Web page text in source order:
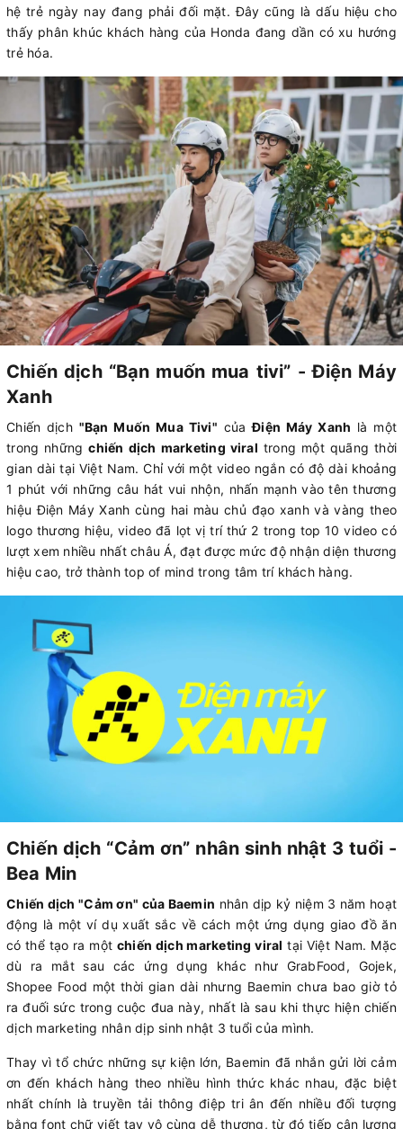
hệ trẻ ngày nay đang phải đối mặt. Đây cũng là dấu hiệu cho
thấy phân khúc khách hàng của Honda đang dần có xu hướng
trẻ hóa.
Chiến dịch “Bạn muốn mua tivi” - Điện Máy
Xanh
Chiến dịch "Bạn Muốn Mua Tivi" củaĐiện Máy Xanh là một
trong nhữngchiến dịch marketing viral trong một quãng thời
gian dài tại Việt Nam. Chỉ với một video ngắn có độ dài khoảng
1 phút với những câu hát vui nhộn, nhấn mạnh vào tên thương
hiệu Điện Máy Xanh cùng hai màu chủ đạo xanh và vàng theo
logo thương hiệu, video đã lọt vị trí thứ 2 trong top 10 video có
lượt xem nhiều nhất châu Á, đạt được mức độ nhận diện thương
hiệu cao, trở thành top of mind trong tâm trí khách hàng.
Chiến dịch “Cảm ơn” nhân sinh nhật 3 tuổi -
Bea Min
Chiến dịch "Cảm ơn" của Baemin nhân dịp kỷ niệm 3 năm hoạt
động là một ví dụ xuất sắc về cách một ứng dụng giao đồ ăn
có thể tạo ra một chiến dịch marketing viral tại Việt Nam. Mặc
dù ra mắt sau các ứng dụng khác như GrabFood, Gojek,
Shopee Food một thời gian dài nhưng Baemin chưa bao giờ tỏ
ra đuối sức trong cuộc đua này, nhất là sau khi thực hiện chiến
dịch marketing nhân dịp sinh nhật 3 tuổi của mình.
Thay vì tổ chức những sự kiện lớn, Baemin đã nhắn gửi lời cảm
ơn đến khách hàng theo nhiều hình thức khác nhau, đặc biệt
nhất chính là truyền tải thông điệp tri ân đến nhiều đối tượng
bằng font chữ viết tay vô cùng dễ thương, từ đó tiếp cận lượng